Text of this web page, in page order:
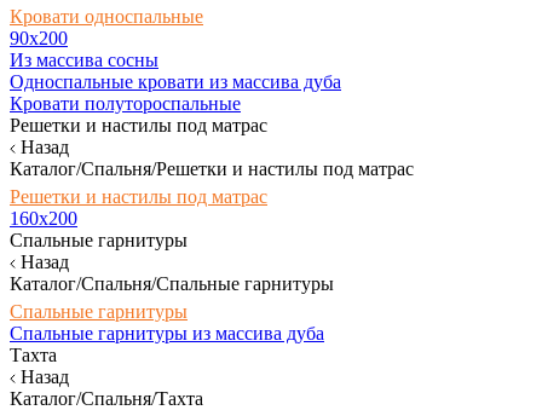
Кровати односпальные
90х200
Из массива сосны
Односпальные кровати из массива дуба
Кровати полутороспальные
Решетки и настилы под матрас
Назад
Каталог/Спальня/Решетки и настилы под матрас
Решетки и настилы под матрас
160х200
Спальные гарнитуры
Назад
Каталог/Спальня/Спальные гарнитуры
Спальные гарнитуры
Спальные гарнитуры из массива дуба
Тахта
Назад
Каталог/Спальня/Тахта